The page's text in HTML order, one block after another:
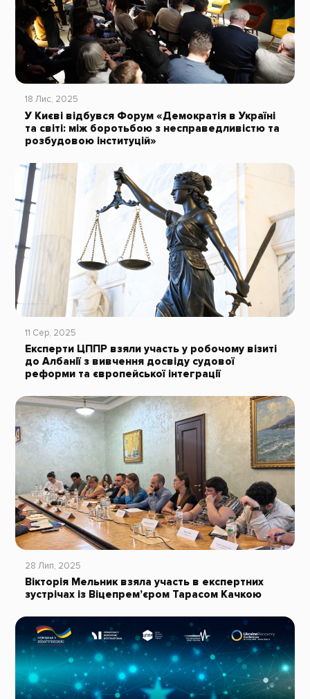
18 Лис, 2025
У Києві відбувся Форум «Демократія в Україні
та світі: між боротьбою з несправедливістю та
розбудовою інституцій»
11 Сер, 2025
Експерти ЦППР взяли участь у робочому візиті
до Албанії з вивчення досвіду судової
реформи та європейської інтеграції
28 Лип, 2025
Вікторія Мельник взяла участь в експертних
зустрічах із Віцепрем’єром Тарасом Качкою